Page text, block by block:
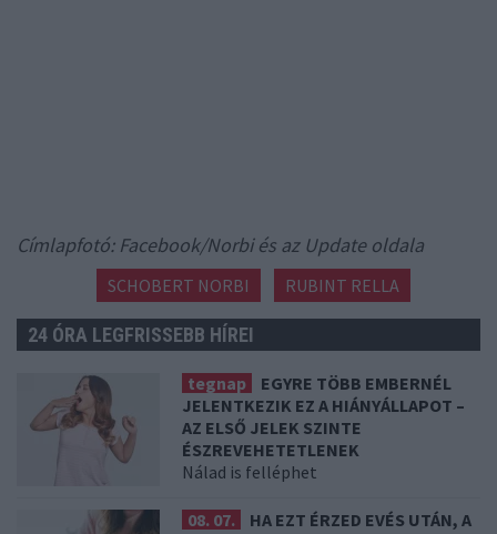
Címlapfotó: Facebook/Norbi és az Update oldala
SCHOBERT NORBI RUBINT RELLA
24 ÓRA LEGFRISSEBB HÍREI
tegnap
EGYRE TÖBB EMBERNÉL
JELENTKEZIK EZ A HIÁNYÁLLAPOT –
AZ ELSŐ JELEK SZINTE
ÉSZREVEHETETLENEK
Nálad is felléphet
08. 07.
HA EZT ÉRZED EVÉS UTÁN, A